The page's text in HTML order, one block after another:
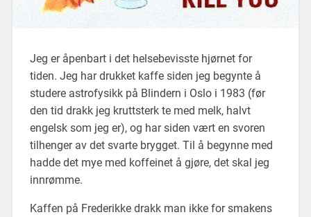
Jeg er åpenbart i det helsebevisste hjørnet for
tiden. Jeg har drukket kaffe siden jeg begynte å
studere astrofysikk på Blindern i Oslo i 1983 (før
den tid drakk jeg kruttsterk te med melk, halvt
engelsk som jeg er), og har siden vært en svoren
tilhenger av det svarte brygget. Til å begynne med
hadde det mye med koffeinet å gjøre, det skal jeg
innrømme.
Kaffen på Frederikke drakk man ikke for smakens